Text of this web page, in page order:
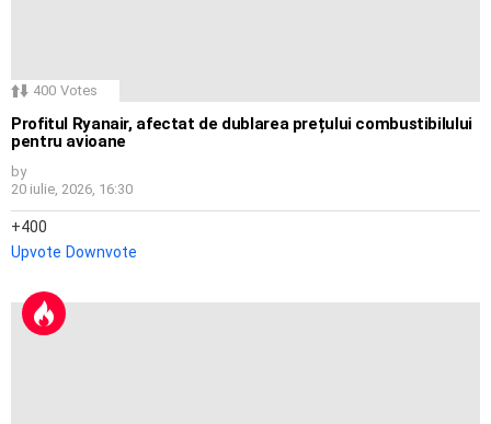
400 Votes
Profitul Ryanair, afectat de dublarea prețului combustibilului
pentru avioane
by
20 iulie, 2026, 16:30
400
Upvote Downvote